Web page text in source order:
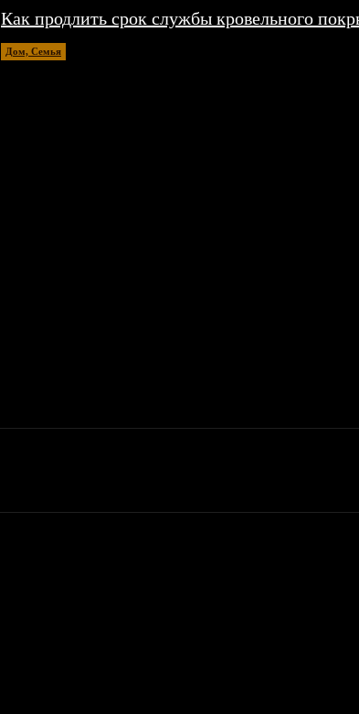
Как продлить срок службы кровельного
Дом, Семья